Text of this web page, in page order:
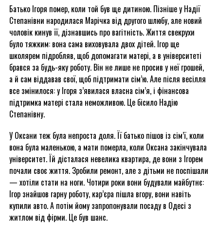
Батько Ігоря помер, коли той був ще дитиною. Пізніше у Надії
Степанівни народилася Марічка від другого шлюбу, але новий
чоловік кинув її, дізнавшись про вагітність. Життя свекрухи
було тяжким: вона сама виховувала двох дітей. Ігор ще
школярем підробляв, щоб допомагати матері, а в університеті
брався за будь-яку роботу. Він не лише не просив у неї грошей,
а й сам віддавав свої, щоб підтримати сім’ю. Але після весілля
все змінилося: у Ігоря з’явилася власна сім’я, і фінансова
підтримка матері стала неможливою. Це бісило Надію
Степанівну.
У Оксани теж була непроста доля. Її батько пішов із сім’ї, коли
вона була маленькою, а мати померла, коли Оксана закінчувала
університет. Їй дісталася невелика квартира, де вони з Ігорем
почали своє життя. Зробили ремонт, але з дітьми не поспішали
— хотіли стати на ноги. Чотири роки вони будували майбутнє:
Ігор знайшов гарну роботу, кар’єра пішла вгору, вони навіть
купили авто. А потім йому запропонували посаду в Одесі з
житлом від фірми. Це був шанс.